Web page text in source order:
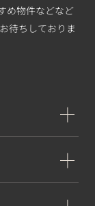
め物件などなど
待ちしておりま